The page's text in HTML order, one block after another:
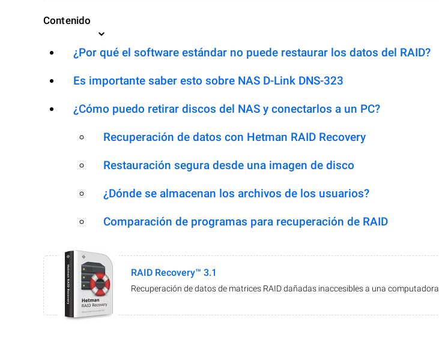
Contenido
¿Por qué el software estándar no puede restaurar los datos del RAID?
Es importante saber esto sobre NAS D-Link DNS-323
¿Cómo puedo retirar discos del NAS y conectarlos a un PC?
Recuperación de datos con Hetman RAID Recovery
Restauración segura desde una imagen de disco
¿Dónde se almacenan los archivos de los usuarios?
Comparación de programas para recuperación de RAID
RAID Recovery™ 3.1
Recuperación de datos de matrices RAID dañadas inaccesibles a una computadora.